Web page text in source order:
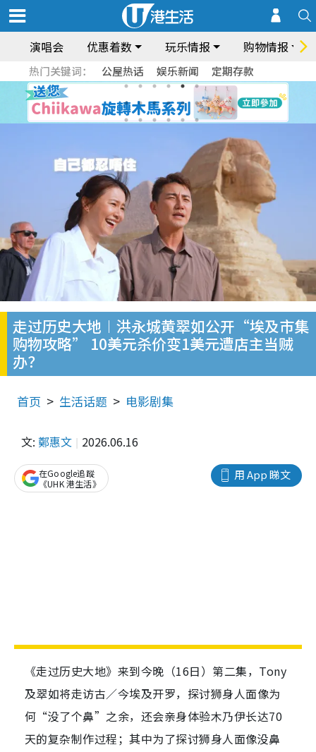
演唱会 优惠着数 玩乐情报 购物情报
热门关键词： 公屋热话 娱乐新闻 定期存款
走过历史大地︱洪永城黄翠如公开“埃及市集
购物攻略” 10美元杀价变1美元遭店主当贼
办？
首页 生活话题 电影剧集
文: 鄭惠文 2026.06.16
用 App 睇文
在Google追蹤
《UHK 港生活》
《走过历史大地》来到今晚（16日）第二集，Tony
及翠如将走访古／今埃及开罗，探讨狮身人面像为
何“没了个鼻”之余，还会亲身体验木乃伊长达70
天的复杂制作过程；其中为了探讨狮身人面像没鼻